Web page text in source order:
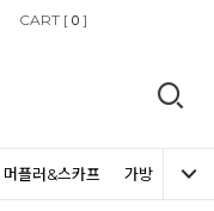
CART [0 ]
머플러&스카프 가방 신발